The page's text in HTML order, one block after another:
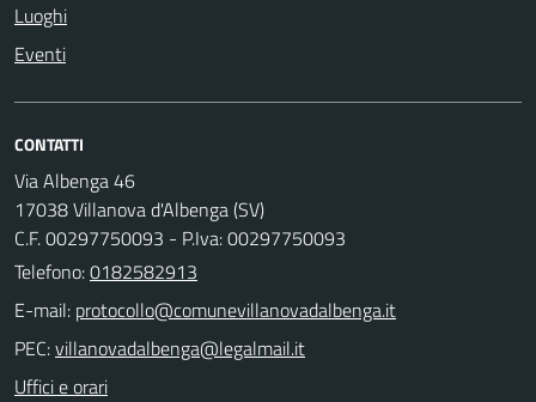
Luoghi
Eventi
CONTATTI
Via Albenga 46
17038 Villanova d'Albenga (SV)
C.F. 00297750093 - P.Iva: 00297750093
Telefono:0182582913
E-mail:
PEC:
Uffici e orari